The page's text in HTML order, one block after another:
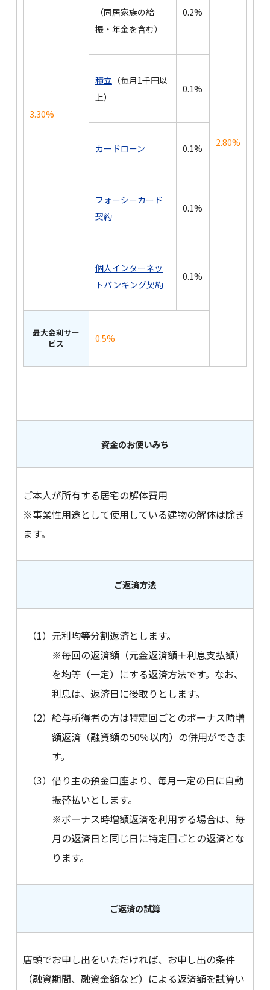
3.30%
2.80%
（同居家族の給
振・年金を含む）
0.2%
積立 （毎月1千円以
上）
0.1%
カードローン 0.1%
フォーシーカード
契約
0.1%
個人インターネッ
トバンキング契約
0.1%
最大金利サー
ビス
0.5%
資金のお使いみち
ご本人が所有する居宅の解体費用
※事業性用途として使用している建物の解体は除き
ます。
ご返済方法
（1） 元利均等分割返済とします。
※毎回の返済額（元金返済額＋利息支払額）
を均等（一定）にする返済方法です。なお、
利息は、返済日に後取りとします。
（2） 給与所得者の方は特定回ごとのボーナス時増
額返済（融資額の50％以内）の併用ができま
す。
（3） 借り主の預金口座より、毎月一定の日に自動
振替払いとします。
※ボーナス時増額返済を利用する場合は、毎
月の返済日と同じ日に特定回ごとの返済とな
ります。
ご返済の試算
店頭でお申し出をいただければ、お申し出の条件
（融資期間、融資金額など）による返済額を試算い